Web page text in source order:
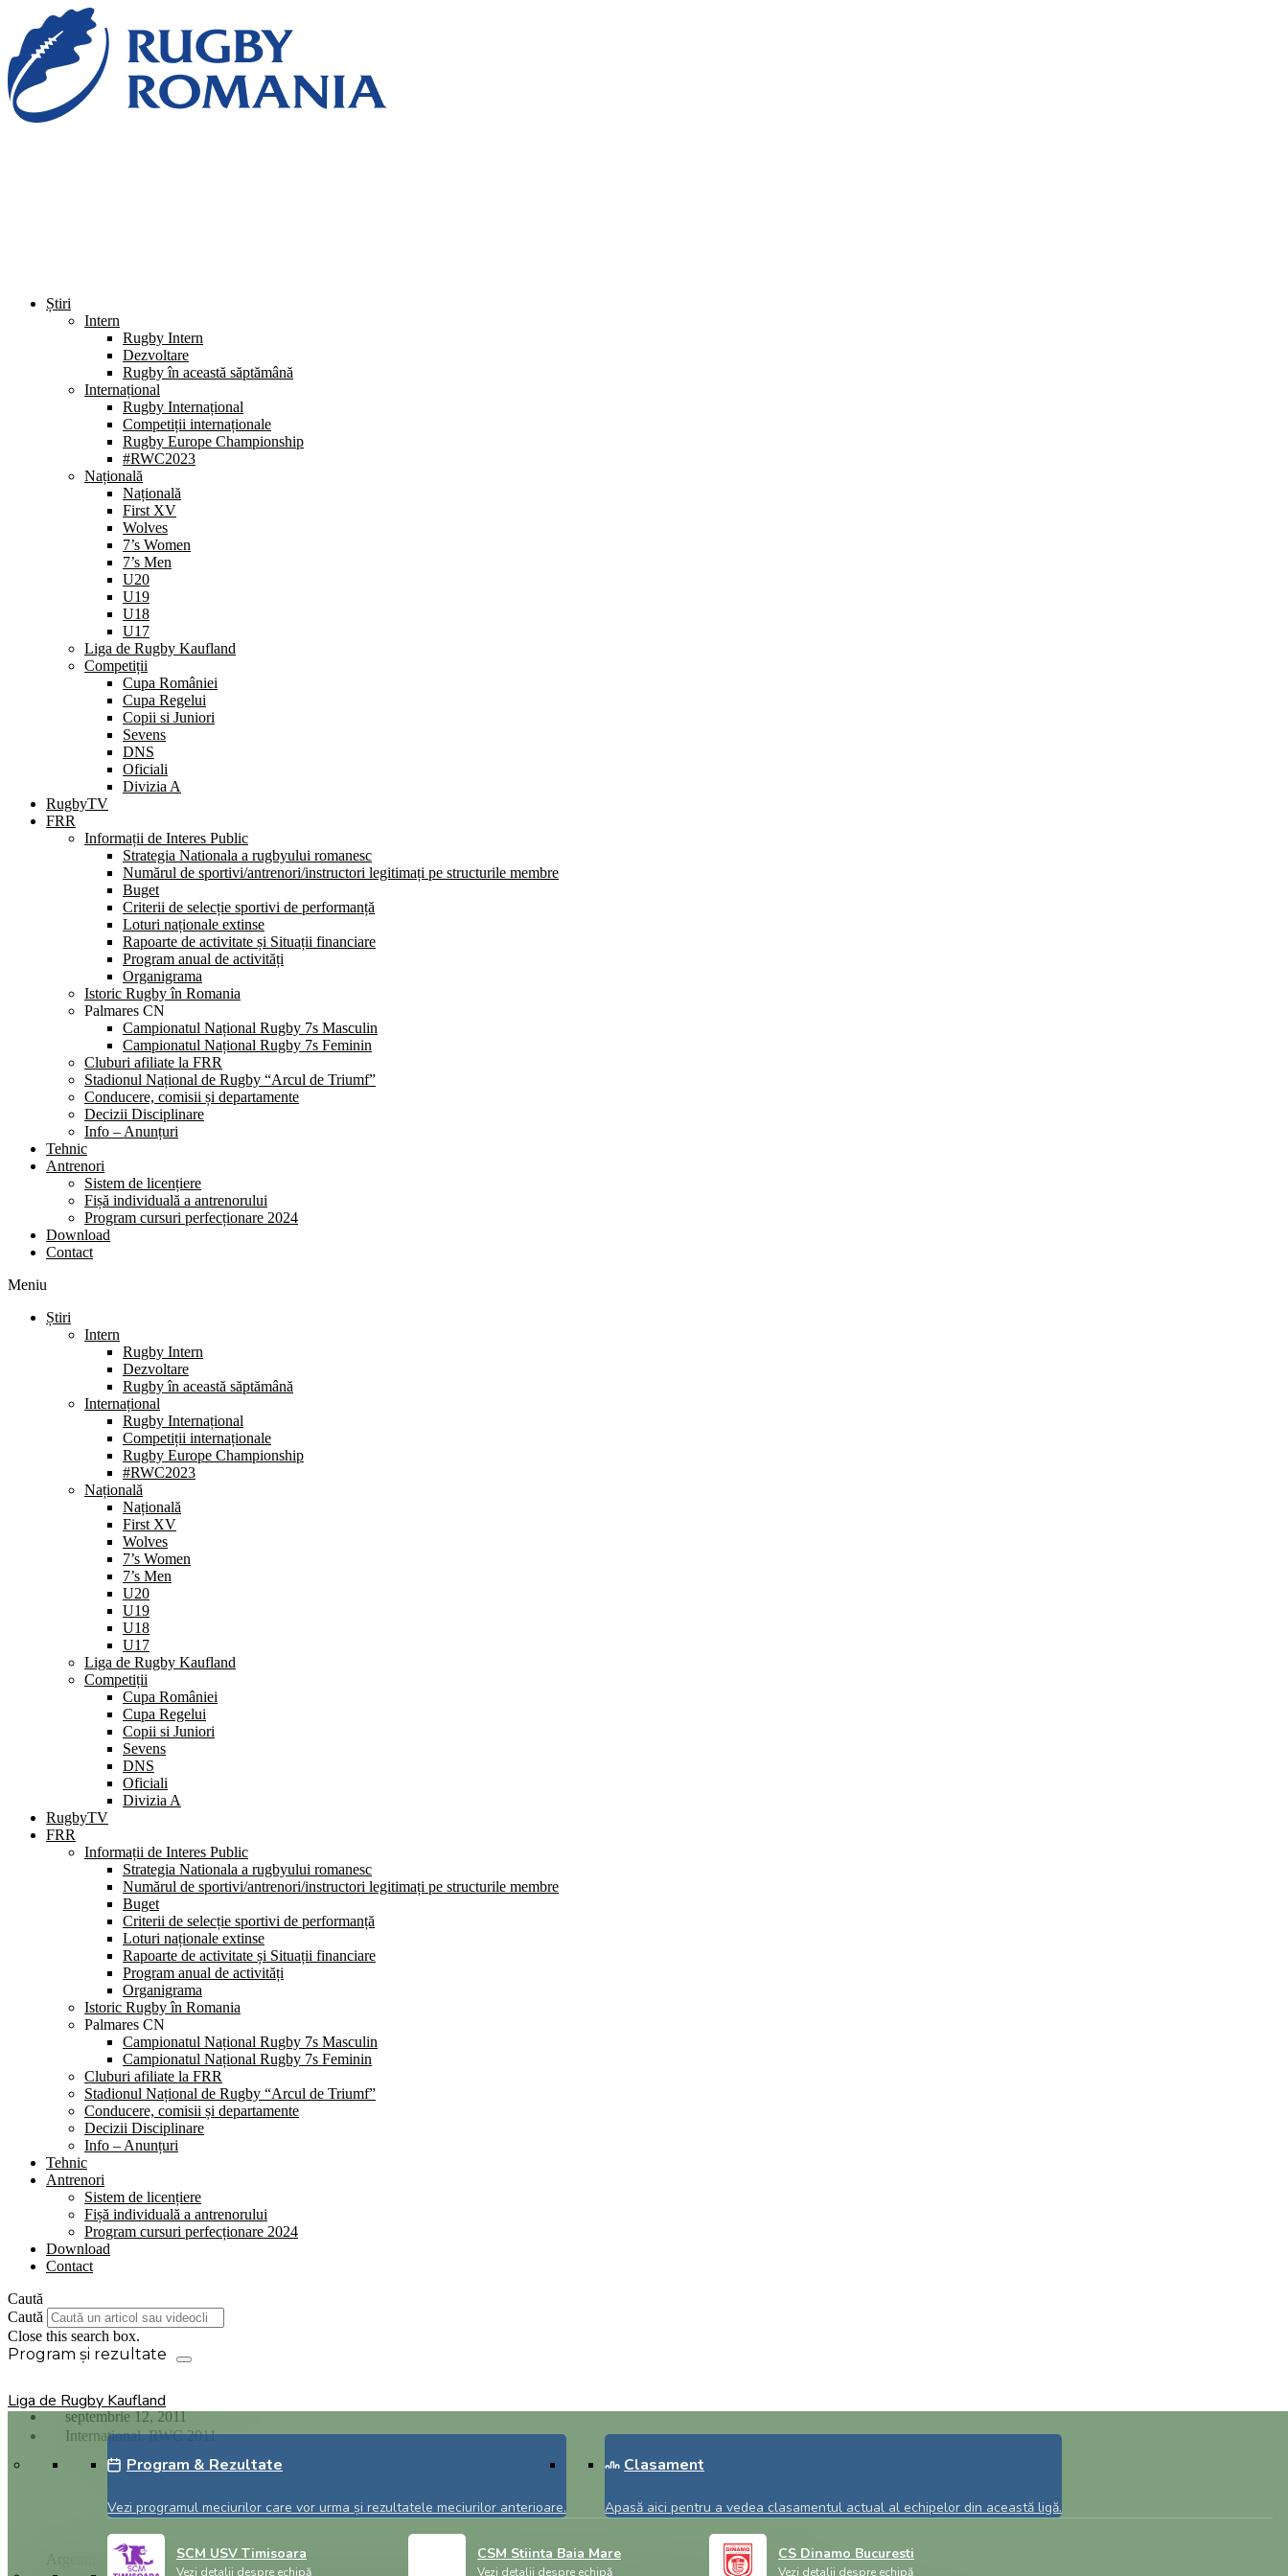
Știri
Intern
Rugby Intern
Dezvoltare
Rugby în această săptămână
Internațional
Rugby Internațional
Competiții internaționale
Rugby Europe Championship
#RWC2023
Națională
Națională
First XV
Wolves
7’s Women
7’s Men
U20
U19
U18
U17
Liga de Rugby Kaufland
Competiții
Cupa României
Cupa Regelui
Copii si Juniori
Sevens
DNS
Oficiali
Divizia A
RugbyTV
FRR
Informații de Interes Public
Strategia Nationala a rugbyului romanesc
Numărul de sportivi/antrenori/instructori legitimați pe structurile membre
Buget
Criterii de selecție sportivi de performanță
Loturi naționale extinse
Rapoarte de activitate și Situații financiare
Program anual de activități
Organigrama
Istoric Rugby în Romania
Palmares CN
Campionatul Național Rugby 7s Masculin
Campionatul Național Rugby 7s Feminin
Cluburi afiliate la FRR
Stadionul Național de Rugby “Arcul de Triumf”
Conducere, comisii și departamente
Decizii Disciplinare
Info – Anunțuri
Tehnic
Antrenori
Sistem de licențiere
Fișă individuală a antrenorului
Program cursuri perfecționare 2024
Download
Contact
Meniu
Știri
Intern
Rugby Intern
Dezvoltare
Rugby în această săptămână
Internațional
Rugby Internațional
Competiții internaționale
Rugby Europe Championship
#RWC2023
Națională
Națională
First XV
Wolves
7’s Women
7’s Men
U20
U19
U18
U17
Liga de Rugby Kaufland
Competiții
Cupa României
Cupa Regelui
Copii si Juniori
Sevens
DNS
Oficiali
Divizia A
RugbyTV
FRR
Informații de Interes Public
Strategia Nationala a rugbyului romanesc
Numărul de sportivi/antrenori/instructori legitimați pe structurile membre
Buget
Criterii de selecție sportivi de performanță
Loturi naționale extinse
Rapoarte de activitate și Situații financiare
Program anual de activități
Organigrama
Istoric Rugby în Romania
Palmares CN
Campionatul Național Rugby 7s Masculin
Campionatul Național Rugby 7s Feminin
Cluburi afiliate la FRR
Stadionul Național de Rugby “Arcul de Triumf”
Conducere, comisii și departamente
Decizii Disciplinare
Info – Anunțuri
Tehnic
Antrenori
Sistem de licențiere
Fișă individuală a antrenorului
Program cursuri perfecționare 2024
Download
Contact
Caută
Caută
Close this search box.
Liga de Rugby Kaufland
Program & Rezultate
Vezi programul meciurilor care vor urma și rezultatele meciurilor anterioare.
Clasament
Apasă aici pentru a vedea clasamentul actual al echipelor din această ligă.
SCM USV Timisoara
Vezi detalii despre echipă
CSM Stiinta Baia Mare
Vezi detalii despre echipă
CS Dinamo Bucuresti
Vezi detalii despre echipă
septembrie 12, 2011
Internațional,RWC 2011
Tiesi nu va juca impotriva Stejarilor. S-a accidentat si pleaca acasa